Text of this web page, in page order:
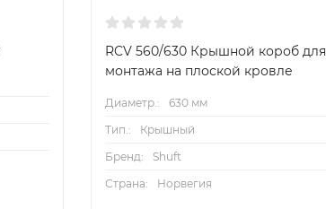
RCV 560/630 Крышной короб для
монтажа на плоской кровле
Диаметр.:
630 мм
Тип.:
Крышный
Бренд:
Shuft
Страна:
Норвегия